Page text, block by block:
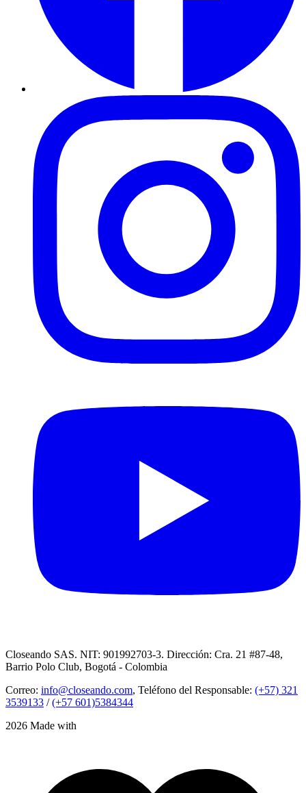
Closeando SAS. NIT: 901992703-3. Dirección: Cra. 21 #87-48,
Barrio Polo Club, Bogotá - Colombia
Correo: info@closeando.com, Teléfono del Responsable: (+57) 321
3539133 /(+57 601)5384344
2026 Made with